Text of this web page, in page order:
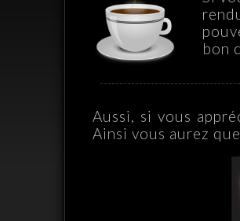
bon
Aussi, si vous
Ainsi vous aurez